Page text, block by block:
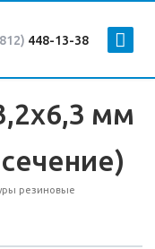
448-13-38
мм
резиновые